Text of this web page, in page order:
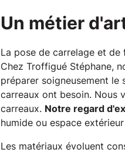
Un métier
La pose de carrelage et de
Chez Troffigué Stéphane,
préparer soigneusement
carreaux ont besoin. Nous
carreaux. Notre regard
humide ou espace
Les matériaux évoluent